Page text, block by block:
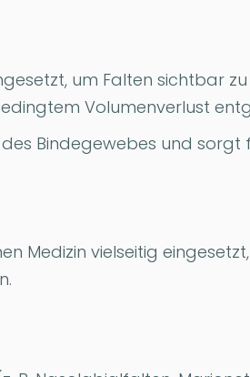
um Falten sichtbar
Volumenverlust
Bindegewebes und
Medizin vielseitig